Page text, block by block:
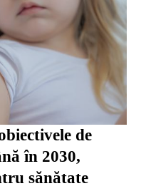
de
în 2030,
sănătate